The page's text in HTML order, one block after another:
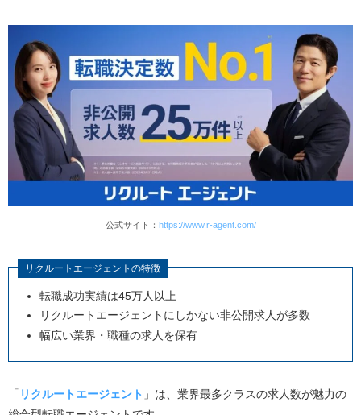
公式サイト： https://www.r-agent.com/
リクルートエージェントの特徴
転職成功実績は45万人以上
リクルートエージェントにしかない非公開求人が多数
幅広い業界・職種の求人を保有
「 リクルートエージェント 」は、業界最多クラスの求人数が魅力の